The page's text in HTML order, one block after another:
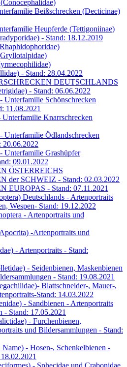
Beißschrecken (Decticinae)
Heupferde (Tettigoniinae)
- Stand: 18.12.2019
- Stand: 28.04.2022
DEUTSCHLANDS
- Stand: 06.06.2022
Unterfamilie Schönschrecken
11.08.2021
Unterfamilie Knarrschrecken
Unterfamilie Ödlandschrecken
20.06.2022
Unterfamilie Grashüpfer
09.01.2022
ÖSTERREICHS
der SCHWEIZ - Stand: 02.03.2022
EUROPAS - Stand: 07.11.2021
Deutschlands - Artenportraits
Wespen- Stand: 19.12.2022
- Artenportraits und
-Artenportraits und
- Artenportraits - Stand:
- Seidenbienen, Maskenbienen
- Stand: 19.08.2021
Blattschneider-, Mauer-,
Stand: 14.03.2022
- Sandbienen - Artenportraits
- Stand: 17.05.2021
- Furchenbienen,
und Bildersammlungen - Stand:
- Hosen-, Schenkelbienen -
- Sphecidae und Crabonidae